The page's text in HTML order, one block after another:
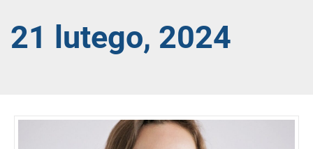
21 lutego, 2024